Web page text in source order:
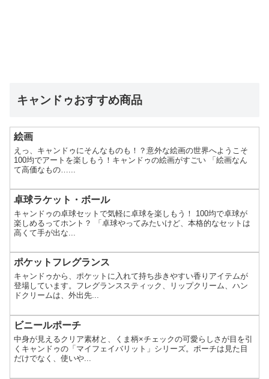
キャンドゥおすすめ商品
絵画
えっ、キャンドゥにそんなものも！？意外な絵画の世界へようこそ
100均でアートを楽しもう！キャンドゥの絵画がすごい 「絵画なん
て高価なもの…...
卓球ラケット・ボール
キャンドゥの卓球セットで気軽に卓球を楽しもう！ 100均で卓球が
楽しめるってホント？ 「卓球やってみたいけど、本格的なセットは
高くて手が出な...
ポケットフレグランス
キャンドゥから、ポケットに入れて持ち歩きやすい香りアイテムが
登場しています。フレグランススティック、リップクリーム、ハン
ドクリームは、外出先...
ビニールポーチ
中身が見えるクリア素材と、くま柄×チェックの可愛らしさが目を引
くキャンドゥの「マイフェイバリット」シリーズ。ポーチは見た目
だけでなく、使いや...